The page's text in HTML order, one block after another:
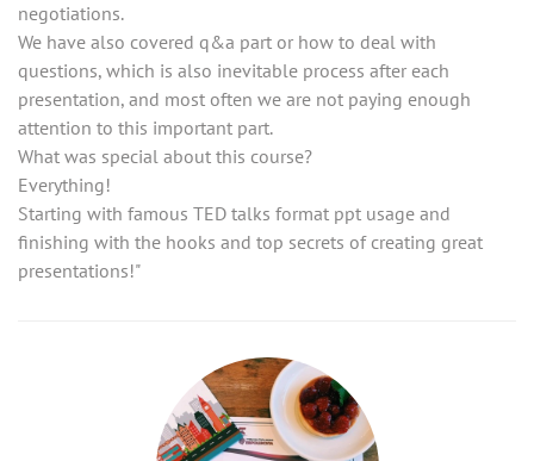
negotiations.
We have also covered q&a part or how to deal with
questions, which is also inevitable process after each
presentation, and most often we are not paying enough
attention to this important part.
What was special about this course?
Everything!
Starting with famous TED talks format ppt usage and
finishing with the hooks and top secrets of creating great
presentations!"